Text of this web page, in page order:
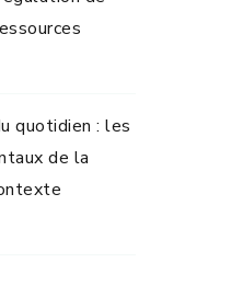
quotidien : les
de la